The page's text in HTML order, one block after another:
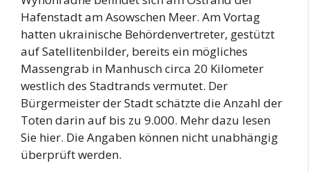
Hafenstadt am Asowschen Meer. Am Vortag
hatten ukrainische Behördenvertreter, gestützt
auf Satellitenbilder, bereits ein mögliches
Massengrab in Manhusch circa 20 Kilometer
westlich des Stadtrands vermutet. Der
Bürgermeister der Stadt schätzte die Anzahl der
Toten darin auf bis zu 9.000. Mehr dazu lesen
Sie hier. Die Angaben können nicht unabhängig
überprüft werden.